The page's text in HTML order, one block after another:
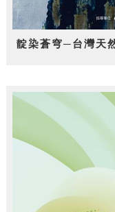
靛染蒼穹─台灣天